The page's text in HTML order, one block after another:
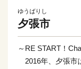
ゆうばりし
夕張市
～RE START！
2016年、夕張市